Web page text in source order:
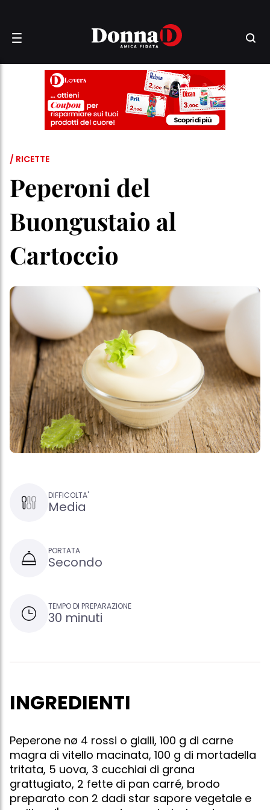
/ RICETTE
Peperoni del
Buongustaio al
Cartoccio
DIFFICOLTA'
Media
PORTATA
Secondo
TEMPO DI PREPARAZIONE
30 minuti
INGREDIENTI
Peperone nø 4 rossi o gialli, 100 g di carne
magra di vitello macinata, 100 g di mortadella
tritata, 5 uova, 3 cucchiai di grana
grattugiato, 2 fette di pan carré, brodo
preparato con 2 dadi star sapore vegetale e